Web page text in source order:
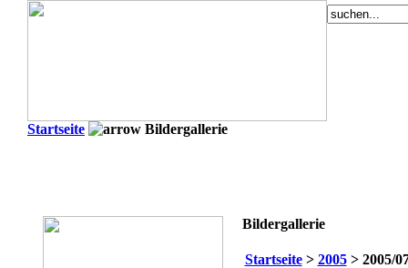
Startseite Bildergallerie
Bildergallerie
Startseite> 2005> 2005/